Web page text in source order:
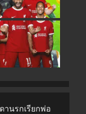
านรกเรียกพ่อ